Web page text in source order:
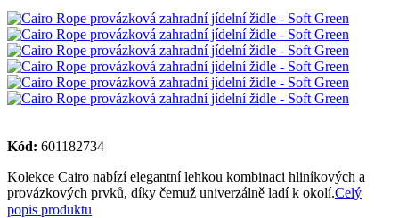
Kód: 601182734
Kolekce Cairo nabízí elegantní lehkou kombinaci hliníkových a
provázkových prvků, díky čemuž univerzálně ladí k okolí.Celý
popis produktu